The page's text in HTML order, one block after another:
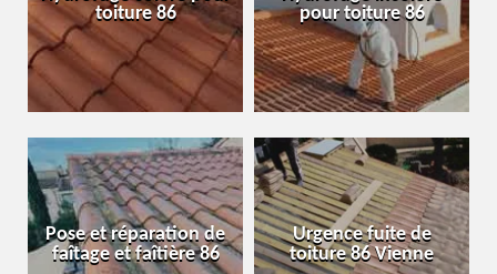
toiture 86
pour toiture 86
Pose et réparation de
faîtage et faîtière 86
Urgence fuite de
toiture 86 Vienne